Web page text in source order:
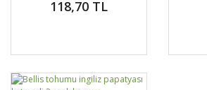
118,70 TL